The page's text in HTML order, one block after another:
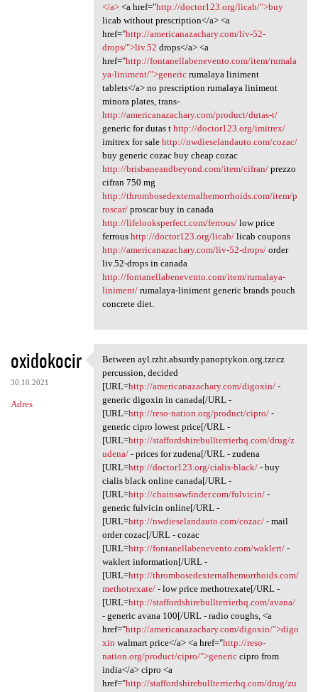
</a><a href="http://doctor123.org/licab/">buy
licab without prescription</a> <a
href="http://americanazachary.com/liv-52-
drops/">liv.52 drops</a> <a
href="http://fontanellabenevento.com/item/rumala
ya-liniment/">genericrumalaya liniment
tablets</a> no prescription rumalaya liniment
minora plates, trans-
http://americanazachary.com/product/dutas-t/
generic for dutas t http://doctor123.org/imitrex/
imitrex for sale http://nwdieselandauto.com/cozac/
buy generic cozac buy cheap cozac
http://brisbaneandbeyond.com/item/cifran/prezzo
cifran 750 mg
http://thrombosedexternalhemorrhoids.com/item/p
roscar/proscar buy in canada
http://lifelooksperfect.com/ferrous/low price
ferrous http://doctor123.org/licab/licab coupons
http://americanazachary.com/liv-52-drops/order
liv.52-drops in canada
http://fontanellabenevento.com/item/rumalaya-
liniment/rumalaya-liniment generic brands pouch
concrete diet.
oxidokocir
30.10.2021
Adres
Between ayl.rzht.absurdy
Between ayl.rzht.absurdy.panoptykon.org.tzr.cz
percussion, decided
[URL=http://americanazachary.com/digoxin/-
generic digoxin in canada[/URL -
[URL=http://reso-nation.org/product/cipro/-
generic cipro lowest price[/URL -
[URL=http://staffordshirebullterrierhq.com/drug/z
udena/- prices for zudena[/URL - zudena
[URL=http://doctor123.org/cialis-black/- buy
cialis black online canada[/URL -
[URL=http://chainsawfinder.com/fulvicin/-
generic fulvicin online[/URL -
[URL=http://nwdieselandauto.com/cozac/- mail
order cozac[/URL - cozac
[URL=http://fontanellabenevento.com/waklert/-
waklert information[/URL -
[URL=http://thrombosedexternalhemorrhoids.com/
methotrexate/- low price methotrexate[/URL -
[URL=http://staffordshirebullterrierhq.com/avana/
- generic avana 100[/URL - radio coughs, <a
href="http://americanazachary.com/digoxin/">digo
xin walmart price</a> <a href="http://reso-
nation.org/product/cipro/">genericcipro from
india</a> cipro <a
href="http://staffordshirebullterrierhq.com/drug/zu